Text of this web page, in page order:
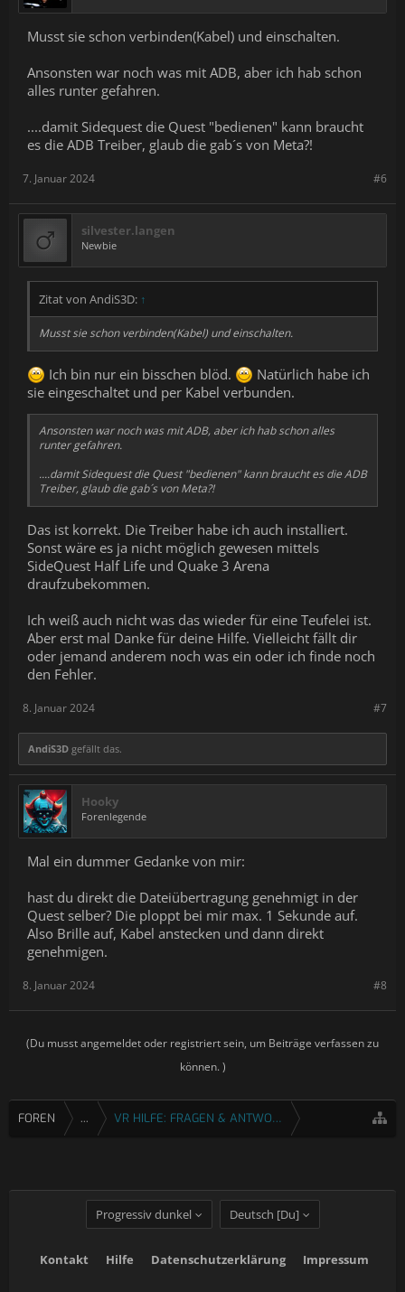
Musst sie schon verbinden(Kabel) und einschalten.
Ansonsten war noch was mit ADB, aber ich hab schon
alles runter gefahren.
....damit Sidequest die Quest "bedienen" kann braucht
es die ADB Treiber, glaub die gab´s von Meta?!
#6
7. Januar 2024
silvester.langen
Newbie
Zitat von AndiS3D: ↑
Musst sie schon verbinden(Kabel) und einschalten.
Ich bin nur ein bisschen blöd.
Natürlich habe ich
sie eingeschaltet und per Kabel verbunden.
Ansonsten war noch was mit ADB, aber ich hab schon alles
runter gefahren.
....damit Sidequest die Quest "bedienen" kann braucht es die ADB
Treiber, glaub die gab´s von Meta?!
Das ist korrekt. Die Treiber habe ich auch installiert.
Sonst wäre es ja nicht möglich gewesen mittels
SideQuest Half Life und Quake 3 Arena
draufzubekommen.
Ich weiß auch nicht was das wieder für eine Teufelei ist.
Aber erst mal Danke für deine Hilfe. Vielleicht fällt dir
oder jemand anderem noch was ein oder ich finde noch
den Fehler.
#7
8. Januar 2024
AndiS3D gefällt das.
Hooky
Forenlegende
Mal ein dummer Gedanke von mir:
hast du direkt die Dateiübertragung genehmigt in der
Quest selber? Die ploppt bei mir max. 1 Sekunde auf.
Also Brille auf, Kabel anstecken und dann direkt
genehmigen.
#8
8. Januar 2024
(Du musst angemeldet oder registriert sein, um Beiträge verfassen zu
können. )
FOREN ... VR HILFE: FRAGEN & ANTWORTEN
Progressiv dunkel Deutsch [Du]
Kontakt Hilfe Datenschutzerklärung Impressum